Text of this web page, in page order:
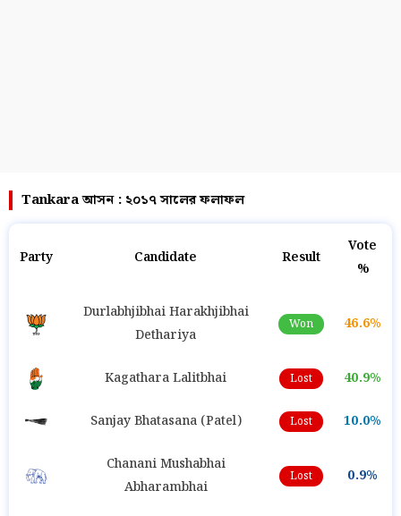
Tankara আসন : ২০১৭ সালের ফলাফল
Party Candidate Result
Vote
%
Durlabhjibhai Harakhjibhai
Dethariya
Won 46.6%
Kagathara Lalitbhai Lost 40.9%
Sanjay Bhatasana (Patel) Lost 10.0%
Chanani Mushabhai
Abharambhai
Lost 0.9%